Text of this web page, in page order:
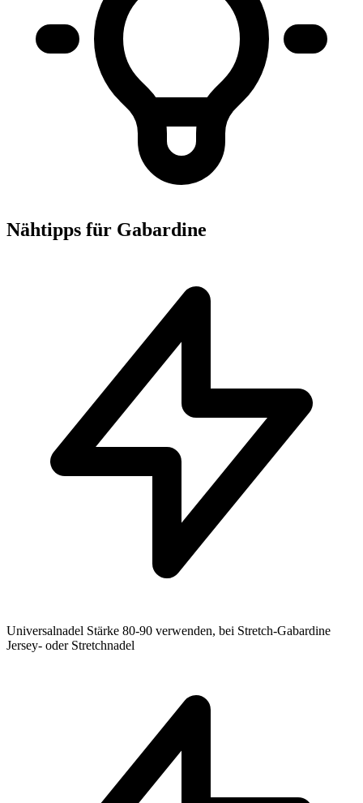
Nähtipps für Gabardine
Universalnadel Stärke 80-90 verwenden, bei Stretch-Gabardine
Jersey- oder Stretchnadel